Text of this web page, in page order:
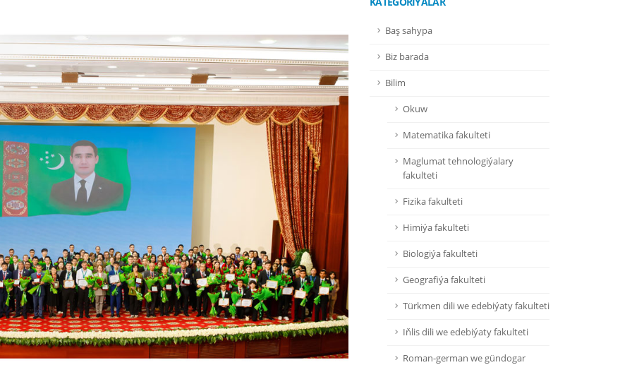
Baş sahypa
Biz barada
Bilim
Okuw
Matematika fakulteti
Maglumat tehnologiýalary
fakulteti
Fizika fakulteti
Himiýa fakulteti
Biologiýa fakulteti
Geografiýa fakulteti
Türkmen dili we edebiýaty fakulteti
Iňlis dili we edebiýaty fakulteti
Roman-german we gündogar